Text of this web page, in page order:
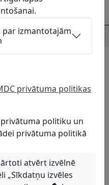
E-pasts
lazdukalns@balvi.lv
par izmantotajām
privātuma politikas
privātuma politiku un
privātuma politikā
atvērt izvēlnē
„Sīkdatņu izvēles